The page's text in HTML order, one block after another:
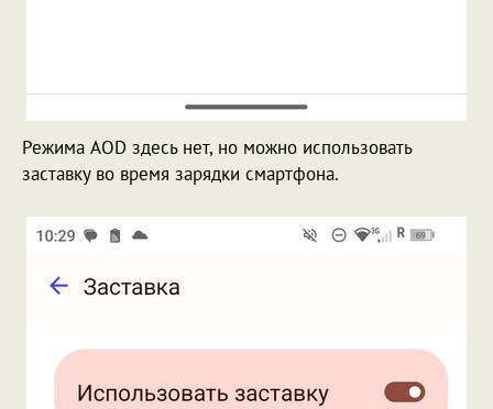
Режима AOD здесь нет, но можно использовать
заставку во время зарядки смартфона.